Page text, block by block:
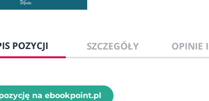
POZYCJI SZCZEGÓŁY OPINIE
na ebookpoint.pl